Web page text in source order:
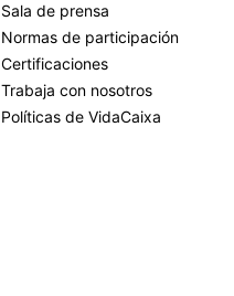
Sala de prensa
Normas de participación
Certificaciones
Trabaja con nosotros
Políticas de VidaCaixa